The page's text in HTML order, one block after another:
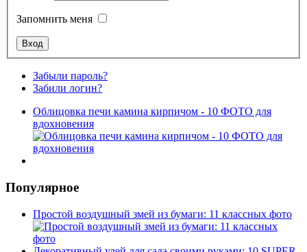
Запомнить меня
Забыли пароль?
Забили логин?
Облицовка печи камина кирпичом - 10 ФОТО для
вдохновения
Популярное
Простой воздушный змей из бумаги: 11 классных фото